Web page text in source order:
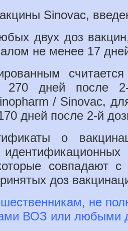
Sinovac,
доз вакцин,
не менее 17
270 дней после
/ Sinovac,
дней после 2-й
о
совпадают с
доз
не
ВОЗ или любыми